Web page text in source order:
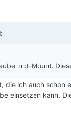
:
in d-Mount.
die ich auch
einsetzen kann.